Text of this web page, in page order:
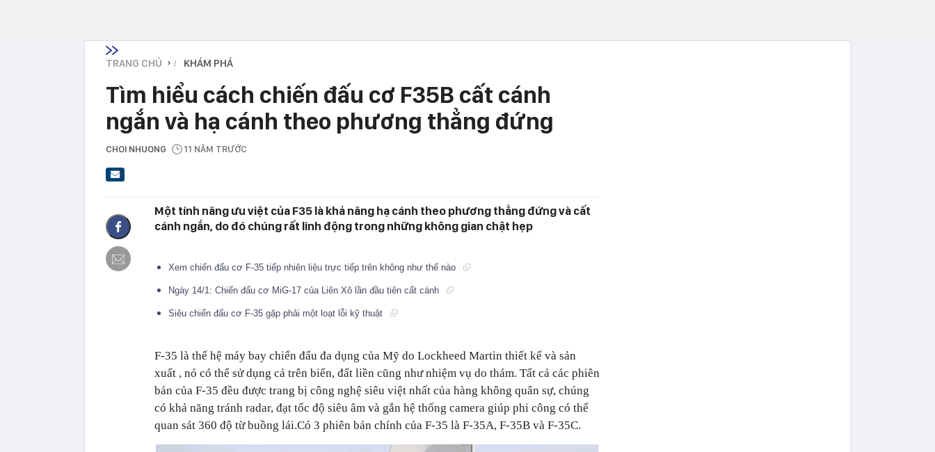
TRANG CHỦ › KHÁM PHÁ
Tìm hiểu cách chiến đấu cơ F35B cất cánh
ngắn và hạ cánh theo phương thẳng đứng
CHOI NHUONG 11 NĂM TRƯỚC
Một tính năng ưu việt của F35 là khả năng hạ cánh theo phương thẳng đứng và cất
cánh ngắn, do đó chúng rất linh động trong những không gian chật hẹp
Xem chiến đấu cơ F-35 tiếp nhiên liệu trực tiếp trên không như thế nào
Ngày 14/1: Chiến đấu cơ MiG-17 của Liên Xô lần đầu tiên cất cánh
Siêu chiến đấu cơ F-35 gặp phải một loạt lỗi kỹ thuật
F-35 là thế hệ máy bay chiến đấu đa dụng của Mỹ do Lockheed Martin thiết kế và sản
xuất , nó có thể sử dụng cả trên biển, đất liền cũng như nhiệm vụ do thám. Tất cả các phiên
bản của F-35 đều được trang bị công nghệ siêu việt nhất của hàng không quân sự, chúng
có khả năng tránh radar, đạt tốc độ siêu âm và gắn hệ thống camera giúp phi công có thể
quan sát 360 độ từ buồng lái.Có 3 phiên bản chính của F-35 là F-35A, F-35B và F-35C.